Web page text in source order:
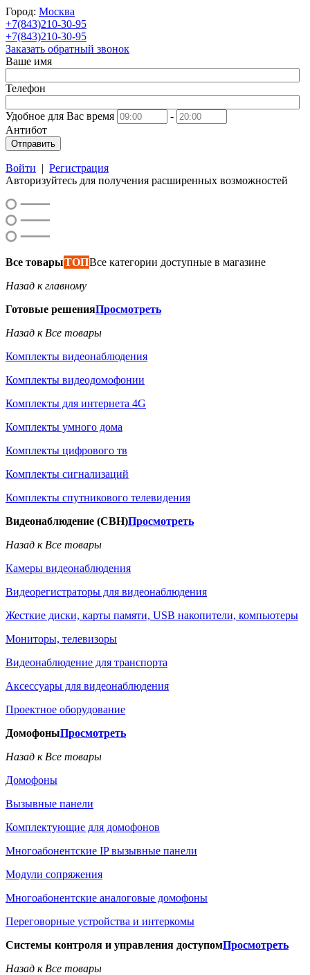
Город: Москва
+7(843)210-30-95
+7(843)210-30-95
Заказать обратный звонок
Ваше имя
Телефон
Удобное для Вас время
-
Антибот
Отправить
Войти | Регистрация
Авторизуйтесь для получения расширенных возможностей
Все товарыТОПВсе категории доступные в магазине
Назад к главному
Готовые решенияПросмотреть
Назад к Все товары
Комплекты видеонаблюдения
Комплекты видеодомофонии
Комплекты для интернета 4G
Комплекты умного дома
Комплекты цифрового тв
Комплекты сигнализаций
Комплекты спутникового телевидения
Видеонаблюдение (СВН)Просмотреть
Назад к Все товары
Камеры видеонаблюдения
Видеорегистраторы для видеонаблюдения
Жесткие диски, карты памяти, USB накопители, компьютеры
Мониторы, телевизоры
Видеонаблюдение для транспорта
Аксессуары для видеонаблюдения
Проектное оборудование
ДомофоныПросмотреть
Назад к Все товары
Домофоны
Вызывные панели
Комплектующие для домофонов
Многоабонентские IP вызывные панели
Модули сопряжения
Многоабонентские аналоговые домофоны
Переговорные устройства и интеркомы
Системы контроля и управления доступомПросмотреть
Назад к Все товары